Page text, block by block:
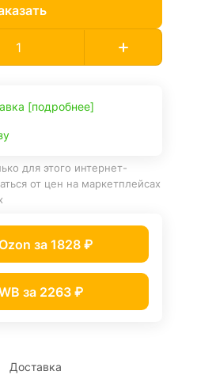
[подробнее]
для этого интернет-
от цен на маркетплейсах
за 1828 ₽
за 2263 ₽
Доставка